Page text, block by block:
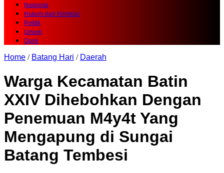
Nasional
Hukum dan Kriminal
Politik
Umum
Opini
Home / Batang Hari / Daerah
Warga Kecamatan Batin
XXIV Dihebohkan Dengan
Penemuan M4y4t Yang
Mengapung di Sungai
Batang Tembesi